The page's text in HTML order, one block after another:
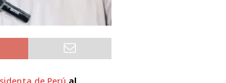
y Perú del 6 al 17 de